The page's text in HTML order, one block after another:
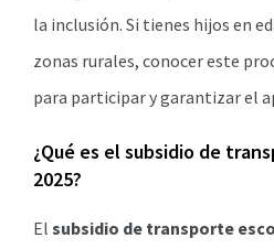
la inclusión. Si tienes hijos en
zonas rurales, conocer este
para participar y garantizar el
¿Qué es el subsidio de
2025?
El subsidio de transporte